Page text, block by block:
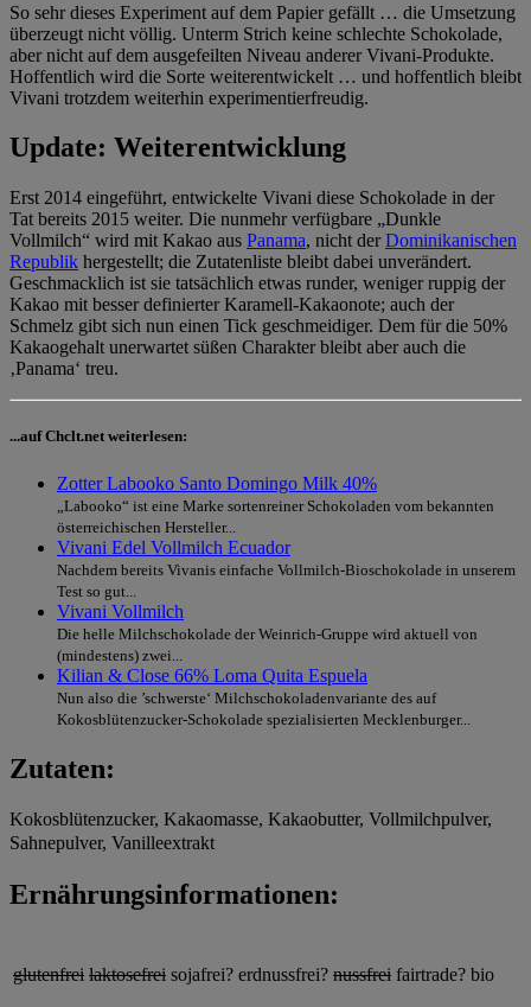
So sehr dieses Experiment auf dem Papier gefällt … die Umsetzung
überzeugt nicht völlig. Unterm Strich keine schlechte Schokolade,
aber nicht auf dem ausgefeilten Niveau anderer Vivani-Produkte.
Hoffentlich wird die Sorte weiterentwickelt … und hoffentlich bleibt
Vivani trotzdem weiterhin experimentierfreudig.
Update: Weiterentwicklung
Erst 2014 eingeführt, entwickelte Vivani diese Schokolade in der
Tat bereits 2015 weiter. Die nunmehr verfügbare „Dunkle
Vollmilch“ wird mit Kakao aus Panama, nicht derDominikanischen
Republik hergestellt; die Zutatenliste bleibt dabei unverändert.
Geschmacklich ist sie tatsächlich etwas runder, weniger ruppig der
Kakao mit besser definierter Karamell-Kakaonote; auch der
Schmelz gibt sich nun einen Tick geschmeidiger. Dem für die 50%
Kakaogehalt unerwartet süßen Charakter bleibt aber auch die
‚Panama‘ treu.
...auf Chclt.net weiterlesen:
Zotter Labooko Santo Domingo Milk 40%
„Labooko“ ist eine Marke sortenreiner Schokoladen vom bekannten
österreichischen Hersteller...
Vivani Edel Vollmilch Ecuador
Nachdem bereits Vivanis einfache Vollmilch-Bioschokolade in unserem
Test so gut...
Vivani Vollmilch
Die helle Milchschokolade der Weinrich-Gruppe wird aktuell von
(mindestens) zwei...
Kilian & Close 66% Loma Quita Espuela
Nun also die ’schwerste‘ Milchschokoladenvariante des auf
Kokosblütenzucker-Schokolade spezialisierten Mecklenburger...
Zutaten:
Kokosblütenzucker, Kakaomasse, Kakaobutter, Vollmilchpulver,
Sahnepulver, Vanilleextrakt
Ernährungsinformationen:
glutenfrei laktosefrei sojafrei? erdnussfrei? nussfrei fairtrade? bio